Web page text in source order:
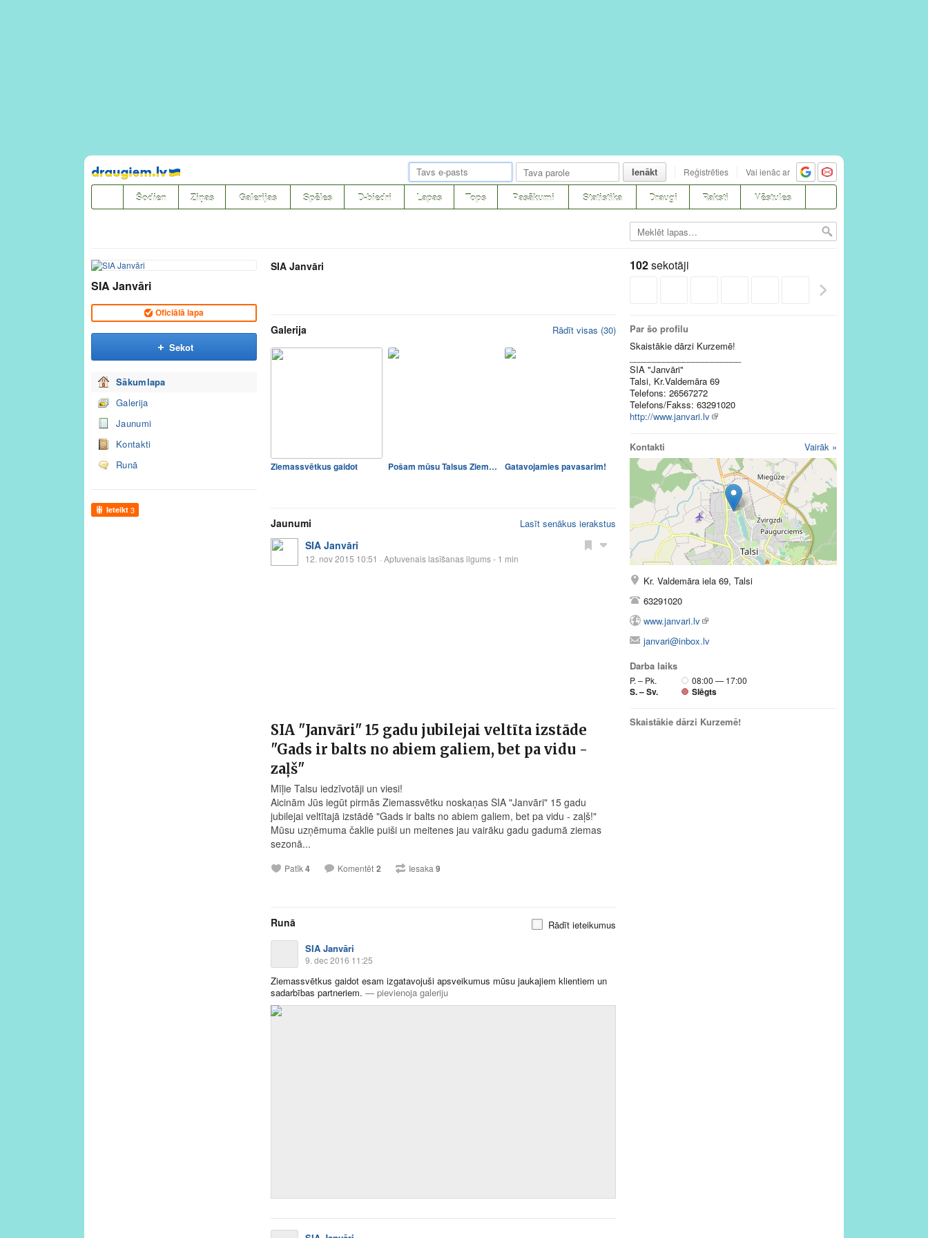
Pāriet
uz
saturu
Ienākt Reģistrēties Vai ienāc ar
Šodien Ziņas Galerijas Spēles D-biedri Lapas Tops Pasākumi Statistika Draugi Raksti Vēstules
SIA Janvāri
Oficiālā lapa
Sekot
Sākumlapa
Galerija
Jaunumi
Kontakti
Runā
Ieteikt 3
SIA Janvāri
Galerija Rādīt visas (30)
Ziemassvētkus gaidot Pošam mūsu Talsus Ziemassvē… Gatavojamies pavasarim!
Jaunumi Lasīt senākus ierakstus
SIA Janvāri
12. nov 2015 10:51 · Aptuvenais lasīšanas ilgums - 1 min
SIA "Janvāri" 15 gadu jubilejai veltīta izstāde
"Gads ir balts no abiem galiem, bet pa vidu -
zaļš"
Mīļie Talsu iedzīvotāji un viesi!
Aicinām Jūs iegūt pirmās Ziemassvētku noskaņas SIA "Janvāri" 15 gadu
jubilejai veltītajā izstādē "Gads ir balts no abiem galiem, bet pa vidu - zaļš!"
Mūsu uzņēmuma čaklie puiši un meitenes jau vairāku gadu gadumā ziemas
sezonā...
Patīk4 Komentēt 2 Iesaka 9
Runā
Rādīt ieteikumus
SIA Janvāri
9. dec 2016 11:25
Ziemassvētkus gaidot esam izgatavojuši apsveikumus mūsu jaukajiem klientiem un
sadarbības partneriem. — pievienoja galeriju
102sekotāji
Par šo profilu
Skaistākie dārzi Kurzemē!
SIA "Janvāri"
Talsi, Kr.Valdemāra 69
Telefons: 26567272
Telefons/Fakss: 63291020
http://www.janvari.lv
Kontakti Vairāk »
Kr. Valdemāra iela 69, Talsi
63291020
www.janvari.lv
janvari@inbox.lv
Darba laiks
P. – Pk. 08:00 — 17:00
S. – Sv. Slēgts
Skaistākie dārzi Kurzemē!